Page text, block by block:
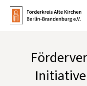
Aktuelles